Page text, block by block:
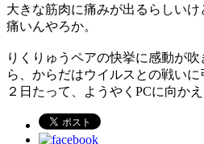
大きな筋肉に痛みが出るらしい
痛いんやろか。
りくりゅうペアの快挙に感動が
ら、からだはウイルスとの戦いに
２日たって、ようやくPCに向かえ